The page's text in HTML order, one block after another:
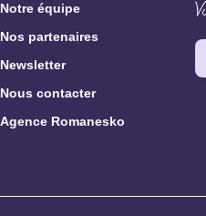
Notre équipe
Nos partenaires
Newsletter
Nous contacter
Agence Romanesko